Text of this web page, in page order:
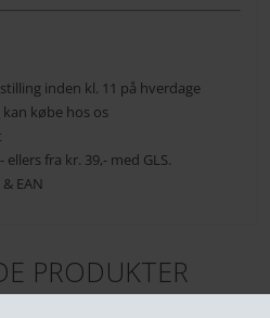
inden kl. 11 på hverdage
kan købe hos os
fra kr. 39,- med GLS.
EAN
PRODUKTER